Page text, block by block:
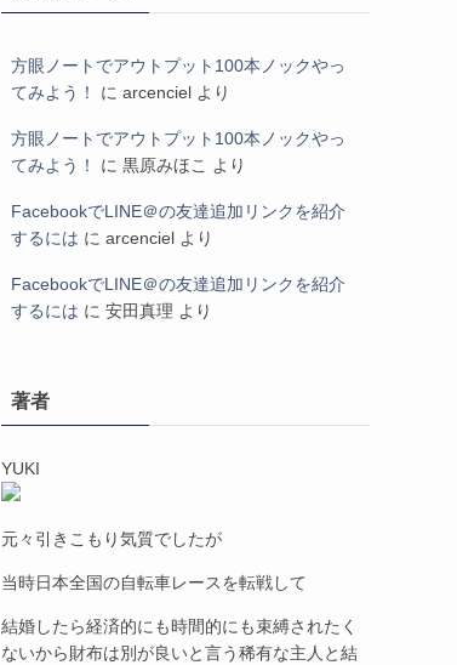
方眼ノートでアウトプット100本ノックやっ
てみよう！
に arcenciel より
方眼ノートでアウトプット100本ノックやっ
てみよう！
に 黒原みほこ より
FacebookでLINE＠の友達追加リンクを紹介
するには に arcenciel より
FacebookでLINE＠の友達追加リンクを紹介
するには に 安田真理 より
著者
YUKI
元々引きこもり気質でしたが
当時日本全国の自転車レースを転戦して
結婚したら経済的にも時間的にも束縛されたく
ないから財布は別が良いと言う稀有な主人と結